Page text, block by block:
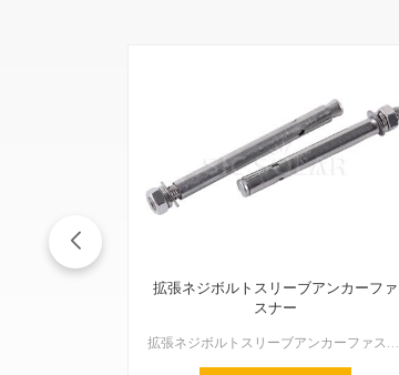
拡張ネジボルトスリーブアンカーファ
スナー
拡張ネジボルトスリーブアンカーファスナーは、非常に汎用性が高く、丈夫です。あらゆる種類の建築・設置作業において、非常に強力な接続を実現するように設計されています。コンクリート、レンガ、その他の石材に最...